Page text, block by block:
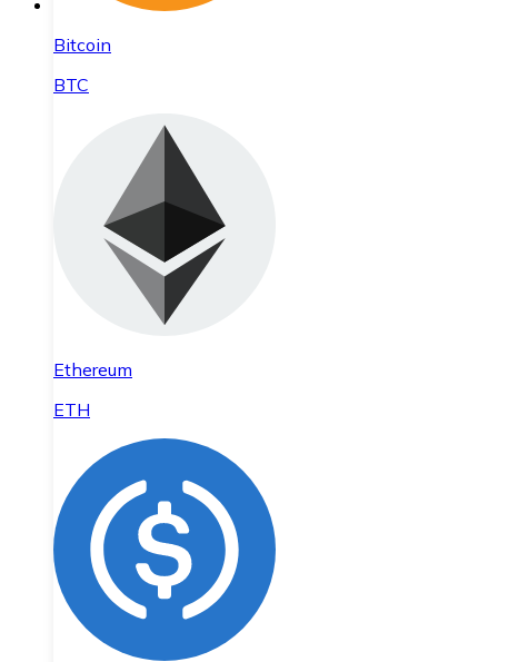
Bitcoin
BTC
Ethereum
ETH